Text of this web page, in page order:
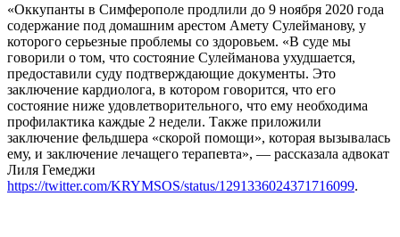
«Оккупанты в Симферополе продлили до 9 ноября 2020 года
содержание под домашним арестом Амету Сулейманову, у
которого серьезные проблемы со здоровьем. «В суде мы
говорили о том, что состояние Сулейманова ухудшается,
предоставили суду подтверждающие документы. Это
заключение кардиолога, в котором говорится, что его
состояние ниже удовлетворительного, что ему необходима
профилактика каждые 2 недели. Также приложили
заключение фельдшера «скорой помощи», которая вызывалась
ему, и заключение лечащего терапевта», — рассказала адвокат
Лиля Гемеджи
https://twitter.com/KRYMSOS/status/1291336024371716099.